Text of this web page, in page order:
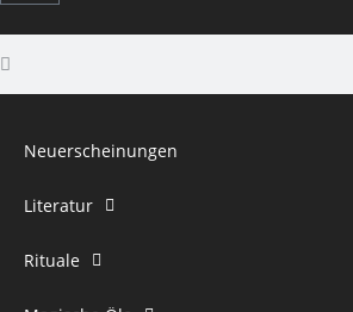
Neuerscheinungen
Literatur
Rituale